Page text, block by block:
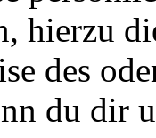
hierzu
des
du dir